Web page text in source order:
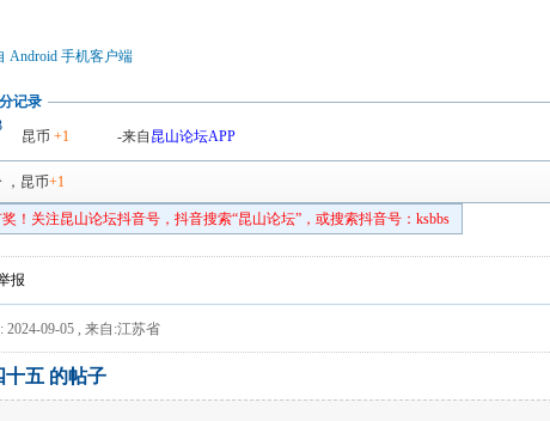
Android 手机客户端
记录
昆币 +1 -来自 昆山论坛APP
， 昆币+1
！关注昆山论坛抖音号，抖音搜索“昆山论坛”，或搜索抖音号：ksbbs
报
2024-09-05 , 来自:江苏省
十五 的帖子